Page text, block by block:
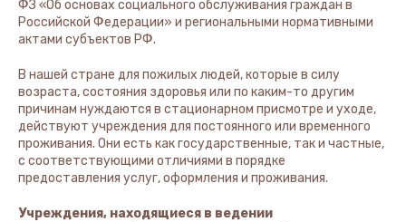
ФЗ «Об основах социального обслуживания граждан в
Российской Федерации» и региональными нормативными
актами субъектов РФ.
В нашей стране для пожилых людей, которые в силу
возраста, состояния здоровья или по каким-то другим
причинам нуждаются в стационарном присмотре и уходе,
действуют учреждения для постоянного или временного
проживания. Они есть как государственные, так и частные,
с соответствующими отличиями в порядке
предоставления услуг, оформления и проживания.
Учреждения, находящиеся в ведении